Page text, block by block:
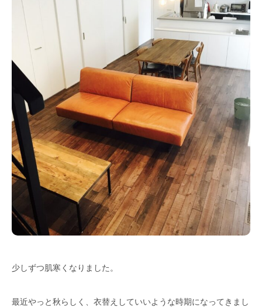
フラッグシップストア
0965-52-0323
熊本店
096-274-8175
0965-45-9282
少しずつ肌寒くなりました。
最近やっと秋らしく、衣替えしていいような時期になってきまし